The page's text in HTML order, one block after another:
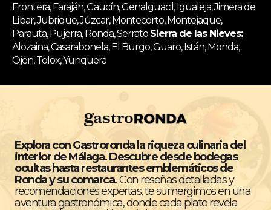
Frontera, Faraján, Gaucín, Genalguacil, Igualeja, Jimera de
Líbar, Jubrique, Júzcar, Montecorto, Montejaque,
Parauta, Pujerra, Ronda, Serrato Sierra de las Nieves:
Alozaina, Casarabonela, El Burgo, Guaro, Istán, Monda,
Ojén, Tolox, Yunquera
Explora con Gastroronda la riqueza culinaria del
interior de Málaga. Descubre desde bodegas
ocultas hasta restaurantes emblemáticos de
Ronda y su comarca.Con reseñas detalladas y
recomendaciones expertas, te sumergimos en una
aventura gastronómica, donde cada plato revela